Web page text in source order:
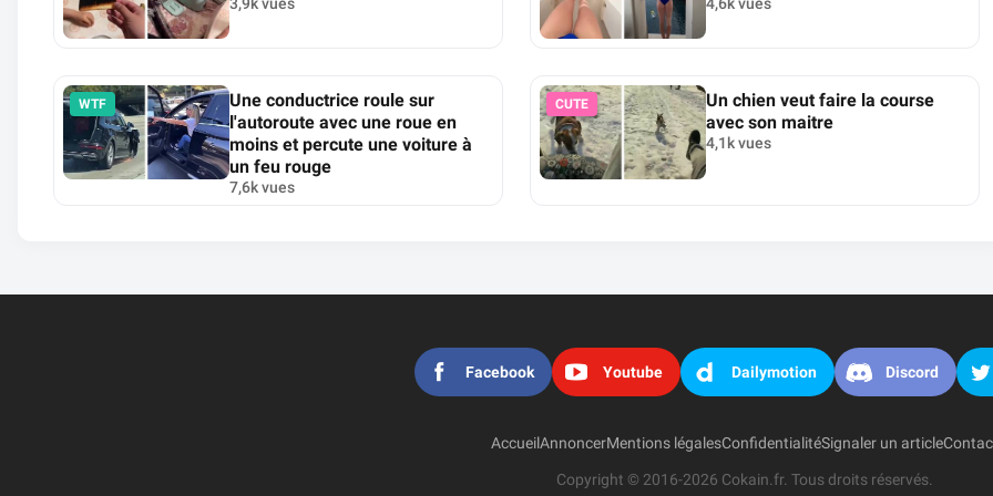
WTF
Une conductrice roule sur
l'autoroute avec une roue en
moins et percute une voiture à
un feu rouge
7,6k vues
CUTE
Un chien veut faire la course
avec son maitre
4,1k vues
Facebook Youtube Dailymotion Discord
AccueilAnnoncerMentions légalesConfidentialitéSignaler un article
Copyright © 2016-2026 Cokain.fr. Tous droits réservés.